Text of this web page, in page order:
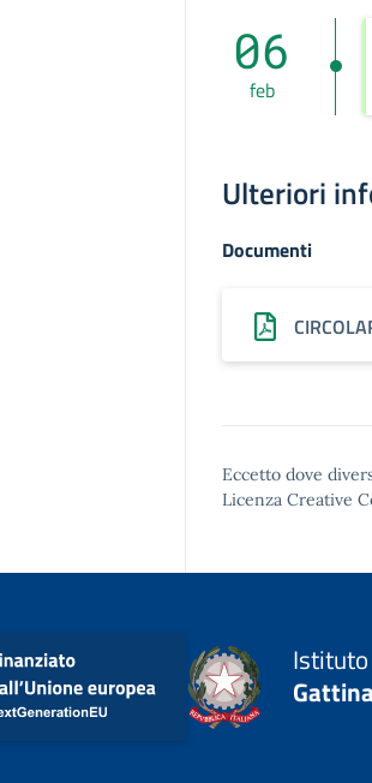
06
feb
Ulteriori
Documenti
Eccetto dove
Licenza Creative